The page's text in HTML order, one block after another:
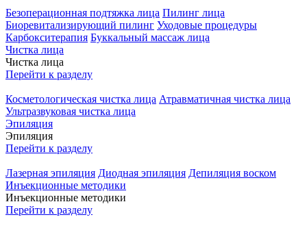
Безоперационная подтяжка лица Пилинг лица
Биоревитализирующий пилинг Уходовые процедуры
Карбокситерапия Буккальный массаж лица
Чистка лица
Чистка лица
Перейти к разделу
Косметологическая чистка лица Атравматичная чистка лица
Ультразвуковая чистка лица
Эпиляция
Эпиляция
Перейти к разделу
Лазерная эпиляция Диодная эпиляция Депиляция воском
Инъекционные методики
Инъекционные методики
Перейти к разделу